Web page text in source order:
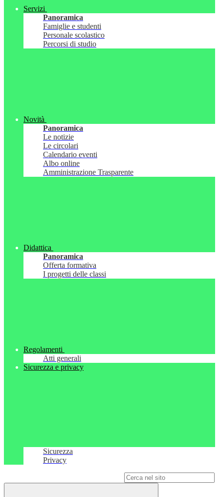
Servizi
Panoramica
Famiglie e studenti
Personale scolastico
Percorsi di studio
Novità
Panoramica
Le notizie
Le circolari
Calendario eventi
Albo online
Amministrazione Trasparente
Didattica
Panoramica
Offerta formativa
I progetti delle classi
Regolamenti
Atti generali
Sicurezza e privacy
Sicurezza
Privacy